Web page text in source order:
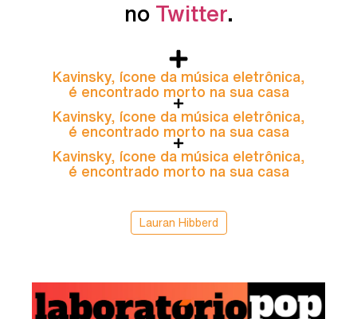
no Twitter.
Kavinsky, ícone da música eletrônica,
é encontrado morto na sua casa
Kavinsky, ícone da música eletrônica,
é encontrado morto na sua casa
Kavinsky, ícone da música eletrônica,
é encontrado morto na sua casa
Lauran Hibberd